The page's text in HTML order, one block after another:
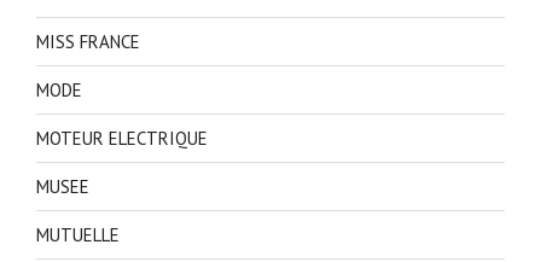
MISS FRANCE
MODE
MOTEUR ELECTRIQUE
MUSEE
MUTUELLE